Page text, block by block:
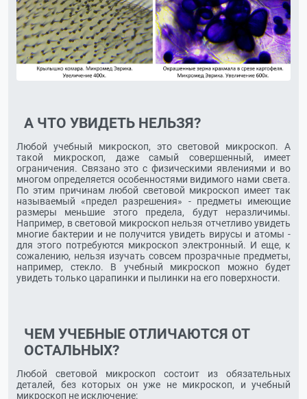
А ЧТО УВИДЕТЬ НЕЛЬЗЯ?
Любой учебный микроскоп, это световой микроскоп. А
такой микроскоп, даже самый совершенный, имеет
ограничения. Связано это с физическими явлениями и во
многом определяется особенностями видимого нами света.
По этим причинам любой световой микроскоп имеет так
называемый «предел разрешения» - предметы имеющие
размеры меньшие этого предела, будут неразличимы.
Например, в световой микроскоп нельзя отчетливо увидеть
многие бактерии и не получится увидеть вирусы и атомы -
для этого потребуются микроскоп электронный. И еще, к
сожалению, нельзя изучать совсем прозрачные предметы,
например, стекло. В учебный микроскоп можно будет
увидеть только царапинки и пылинки на его поверхности.
ЧЕМ УЧЕБНЫЕ ОТЛИЧАЮТСЯ ОТ
ОСТАЛЬНЫХ?
Любой световой микроскоп состоит из обязательных
деталей, без которых он уже не микроскоп, и учебный
микроскоп не исключение: